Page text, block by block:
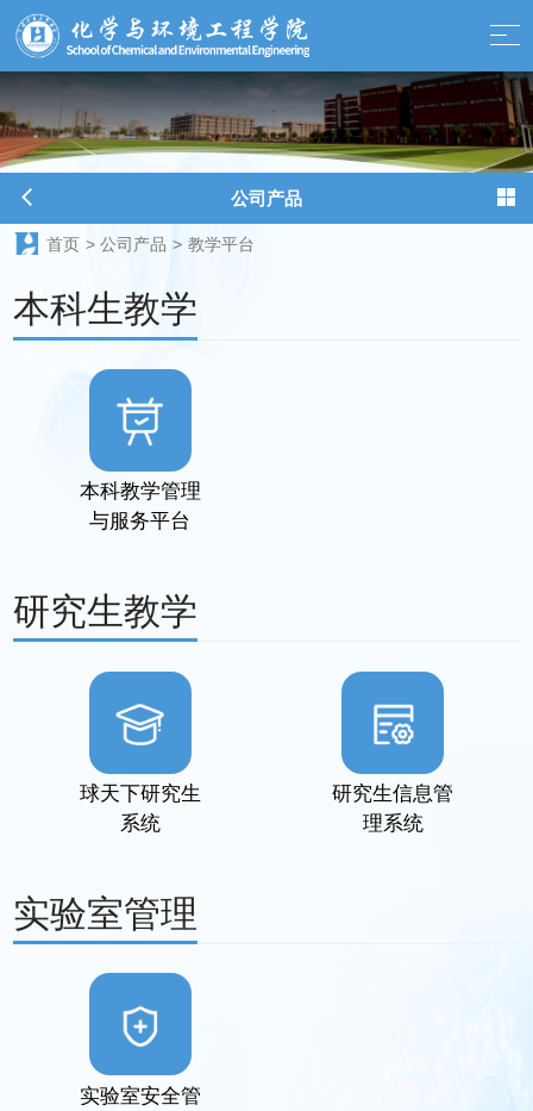
球天下-最新体育新闻、赛事报道、足球篮球资讯
公司产品
首页 > 公司产品 > 教学平台
本科生教学
本科教学管理
与服务平台
研究生教学
球天下研究生
系统
研究生信息管
理系统
实验室管理
实验室安全管